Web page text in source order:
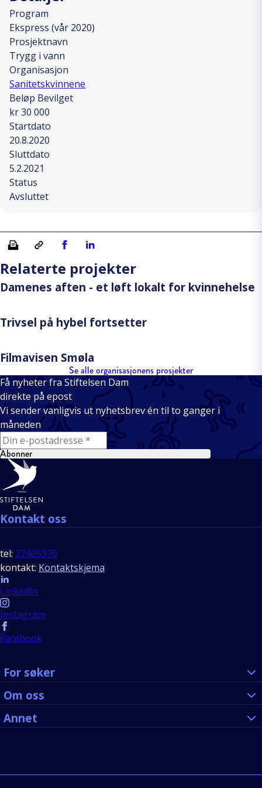
Program
Ekspress (vår 2020)
Prosjektnavn
Trygg i vann
Organisasjon
Sanitetskvinnene
Beløp Bevilget
kr 30 000
Startdato
20.8.2020
Sluttdato
5.2.2021
Status
Avsluttet
Skriv ut Kopiera länkDel på Facebook
Del på Linkedin
Relaterte projekter
Damenes aften - et løft lokalt for kvinnehelse
Trivsel på hybel fortsetter
Filmavisen Smøla
Se alle organisasjonens prosjekter
Få nyheter fra Stiftelsen Dam
direkte på epost
Vi sender vanligvis ut nyhetsbrev én til to ganger i
måneden
E-mail
Abonner
Bunntekst
Kontakt oss
tel: 22405370
kontakt: Kontaktskjema
Follow us
LinkedIn
Instagram
Facebook
For søker
Om oss
Annet